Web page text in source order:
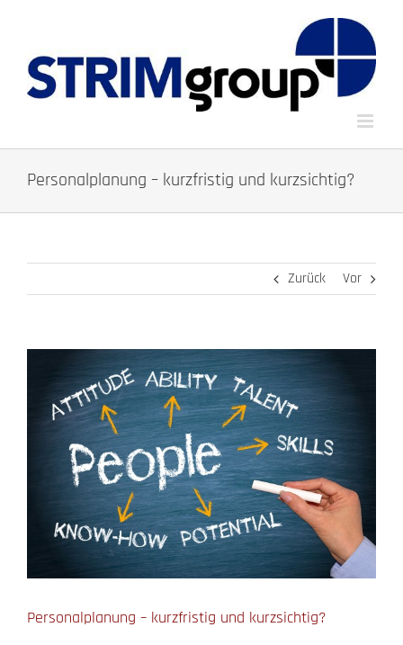
Personalplanung – kurzfristig und kurzsichtig?
Zurück Vor
Personalplanung – kurzfristig und kurzsichtig?